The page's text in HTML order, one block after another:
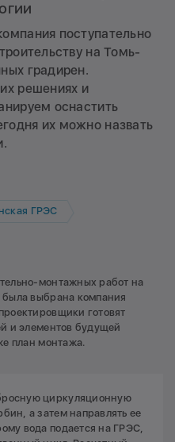
поступательно
на Томь-
градирен.
решениях и
оснастить
их можно назвать
ГРЭС
монтажных работ на
выбрана компания
готовят
и элементов будущей
план монтажа.
циркуляционную
а затем направлять ее
вода подается на ГРЭС,